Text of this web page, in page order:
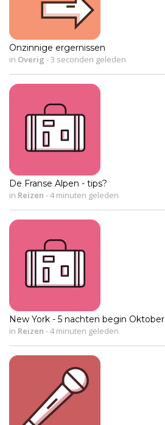
Onzinnige ergernissen
in Overig -3 seconden geleden
De Franse Alpen - tips?
in Reizen -4 minuten geleden
New York - 5 nachten begin Oktober
in Reizen -4 minuten geleden